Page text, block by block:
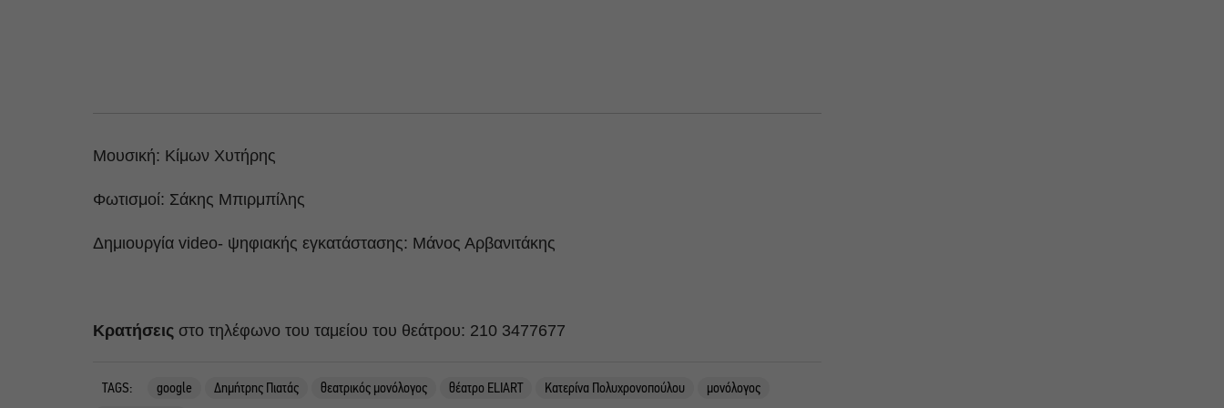
Μουσική: Κίμων Χυτήρης
Φωτισμοί: Σάκης Μπιρμπίλης
Δημιουργία video- ψηφιακής εγκατάστασης: Μάνος Αρβανιτάκης
Κρατήσεις στο τηλέφωνο του ταμείου του θεάτρου: 210 3477677
TAGS: google Δημήτρης Πιατάς θεατρικός μονόλογος θέατρο ELIART Κατερίνα Πολυχρονοπούλου μονόλογος